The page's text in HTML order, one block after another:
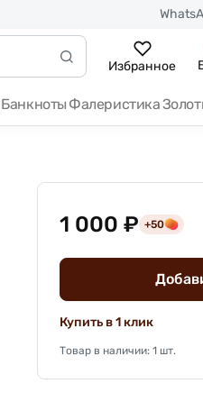
Избранное
Банкноты Фалеристика
1 000 ₽ +50
Купить в 1 клик
Товар в наличии: 1 шт.